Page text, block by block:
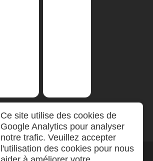
Ce site utilise des cookies de
Google Analytics pour analyser
notre trafic. Veuillez accepter
l'utilisation des cookies pour nous